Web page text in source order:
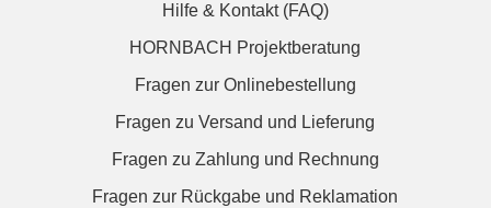
Hilfe & Kontakt (FAQ)
HORNBACH Projektberatung
Fragen zur Onlinebestellung
Fragen zu Versand und Lieferung
Fragen zu Zahlung und Rechnung
Fragen zur Rückgabe und Reklamation